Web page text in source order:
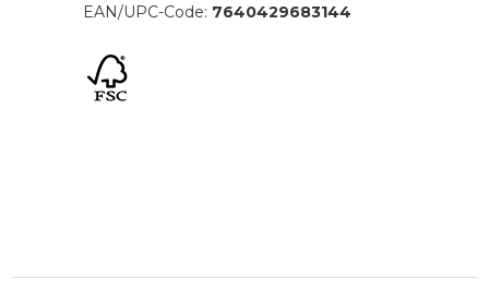
EAN/UPC-Code: 7640429683144